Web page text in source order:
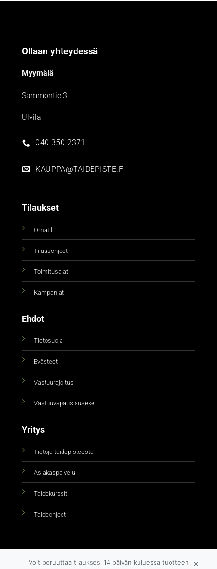
Ollaan yhteydessä
Myymälä
Sammontie 3
Ulvila
040 350 2371
KAUPPA@TAIDEPISTE.FI
Tilaukset
Omatili
Tilausohjeet
Toimitusajat
Kampanjat
Ehdot
Tietosuoja
Evästeet
Vastuurajoitus
Vastuuvapauslauseke
Yritys
Tietoja taidepisteestä
Asiakaspalvelu
Taidekurssit
Taideohjeet
Voit peruuttaa tilauksesi 14 päivän kuluessa tuotteen
×